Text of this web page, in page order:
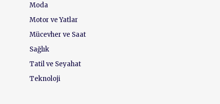
Moda
Motor ve Yatlar
Mücevher ve Saat
Sağlık
Tatil ve Seyahat
Teknoloji